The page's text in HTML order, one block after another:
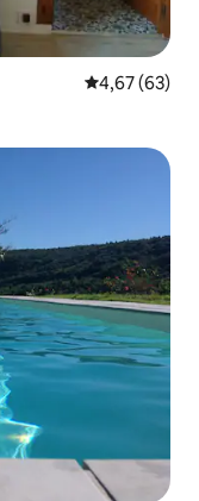
4,67 de uma
4,67 (63)